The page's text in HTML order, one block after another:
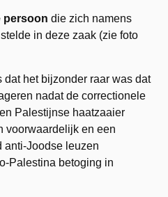
persoondie zich namens
in deze zaak (zie foto
het bijzonder raar was dat
nadat de correctionele
Palestijnse haatzaaier
voorwaardelijk en een
anti-Joodse leuzen
Palestina betoging in